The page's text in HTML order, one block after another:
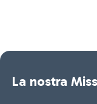
La nostra